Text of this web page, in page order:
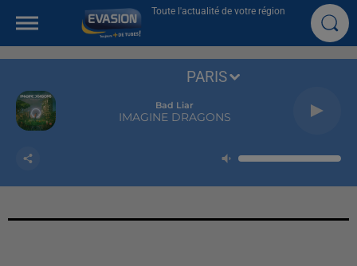
Toute l'actualité de votre région
Bad Liar
IMAGINE DRAGONS
PARIS